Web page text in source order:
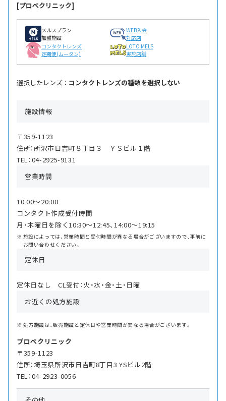
[プロぺクリニック]
メルスプラン
加盟施設
WEB入会
対応店
コンタクトレンズ
定期便(ムータン)
LOTO MELS
実施店舗
選択したレンズ ： コンタクトレンズの種類を選択しない
施設情報
〒359-1123
住所：所沢市日吉町８丁目３ ＹＳビル１階
TEL：04-2925-9131
営業時間
10:00〜20:00
コンタクト作成受付時間
月・木曜日を除く10:30〜12:45、14:00〜19:15
施設によっては、営業時間と受付時間が異なる場合がございますので、事前に
お問い合わせください。
定休日
定休日なし CL受付：火・水・金・土・日曜
お近くの処方施設
処方施設は、販売施設と定休日や営業時間が異なる場合がございます。
プロぺクリニック
〒359-1123
住所：埼玉県所沢市日吉町8丁目3 YSビル2階
TEL：04-2923-0056